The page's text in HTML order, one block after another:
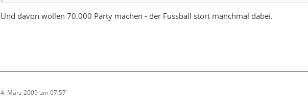
Und davon wollen 70.000 Party machen - der Fussball stört manchmal dabei.
4. März 2009 um 07:57